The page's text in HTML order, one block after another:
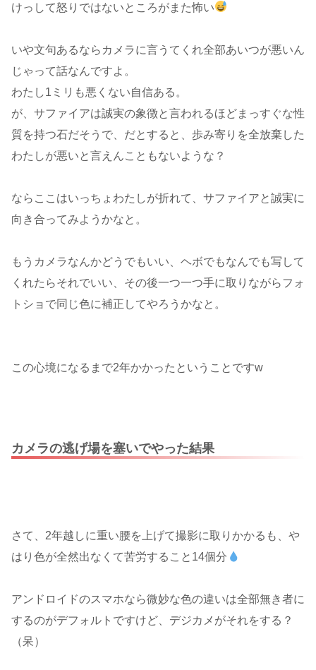
けっして怒りではないところがまた怖い
いや文句あるならカメラに言うてくれ全部あいつが悪いん
じゃって話なんですよ。
わたし1ミリも悪くない自信ある。
が、サファイアは誠実の象徴と言われるほどまっすぐな性
質を持つ石だそうで、だとすると、歩み寄りを全放棄した
わたしが悪いと言えんこともないような？
ならここはいっちょわたしが折れて、サファイアと誠実に
向き合ってみようかなと。
もうカメラなんかどうでもいい、ヘボでもなんでも写して
くれたらそれでいい、その後一つ一つ手に取りながらフォ
トショで同じ色に補正してやろうかなと。
この心境になるまで2年かかったということですw
カメラの逃げ場を塞いでやった結果
さて、2年越しに重い腰を上げて撮影に取りかかるも、や
はり色が全然出なくて苦労すること14個分
アンドロイドのスマホなら微妙な色の違いは全部無き者に
するのがデフォルトですけど、デジカメがそれをする？
（呆）